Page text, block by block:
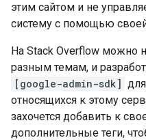
этим сайтом и не
систему с помощью
На Stack Overflow можно
разным темам, и
[google-admin-sdk]
относящихся к этому
захочется добавить к
дополнительные теги,